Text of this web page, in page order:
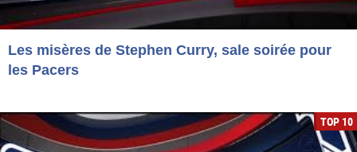
Les misères de Stephen Curry, sale soirée pour
les Pacers
TOP 10